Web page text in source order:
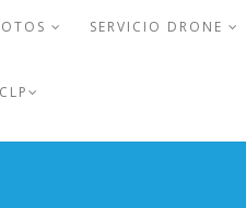
SERVICIO DRONE
CLP